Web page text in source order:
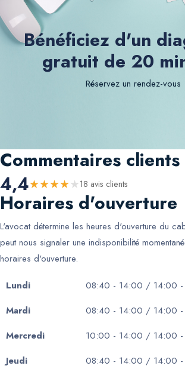
Bénéficiez d'un
gratuit de 20
Réservez un rendez-vous
Commentaires clients
4,4★★★★★ 18 avis clients
Horaires d'ouverture
L'avocat détermine les heures d'ouverture du
peut nous signaler une indisponibilité
horaires d'ouverture.
Lundi
08:40 - 14:00 / 14:00 -
Mardi
08:40 - 14:00 / 14:00 -
Mercredi
10:00 - 14:00 / 14:00 -
Jeudi
08:40 - 14:00 / 14:00 -